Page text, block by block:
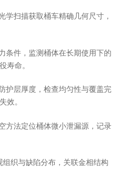
学扫描获取桶车精确几何尺寸，
条件，监测桶体在长期使用下的
寿命。
护层厚度，检查均匀性与覆盖完
效。
方法定位桶体微小泄漏源，记录
组织与缺陷分布，关联金相结构